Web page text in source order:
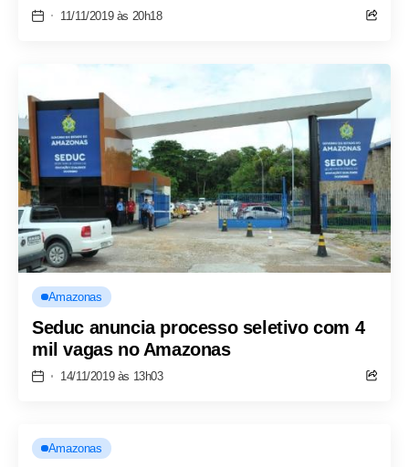
11/11/2019 às 20h18
Amazonas
Seduc anuncia processo seletivo com 4
mil vagas no Amazonas
14/11/2019 às 13h03
Amazonas